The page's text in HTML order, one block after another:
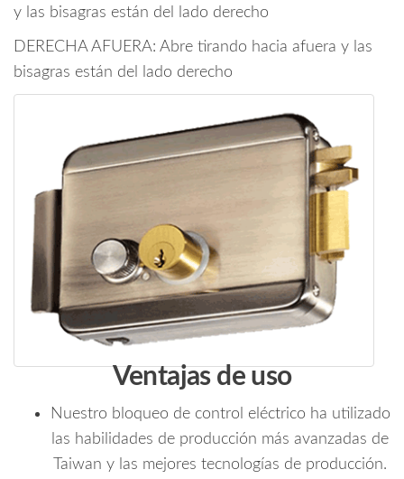
y las bisagras están del lado derecho
DERECHA AFUERA: Abre tirando hacia afuera y las
bisagras están del lado derecho
Ventajas de uso
Nuestro bloqueo de control eléctrico ha utilizado
las habilidades de producción más avanzadas de
Taiwan y las mejores tecnologías de producción.